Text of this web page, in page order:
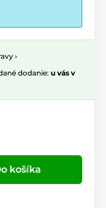
›
dodanie: u vás v
košíka